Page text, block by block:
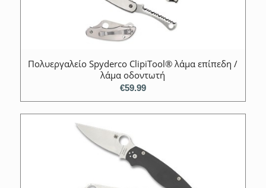
Πολυεργαλείο Spyderco ClipiTool® λάμα επίπεδη /
λάμα οδοντωτή
€59.99